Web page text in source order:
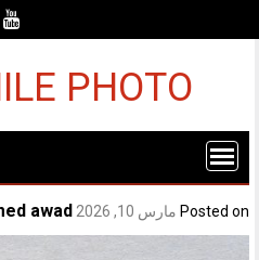
PHOTO
Posted on مارس 10, 2026 awad